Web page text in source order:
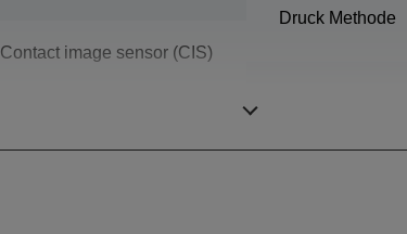
Contact image sensor (CIS)
Druck Methode